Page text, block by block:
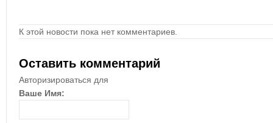
К этой новости пока нет комментариев.
Оставить комментарий
Авторизироваться для
Ваше Имя: